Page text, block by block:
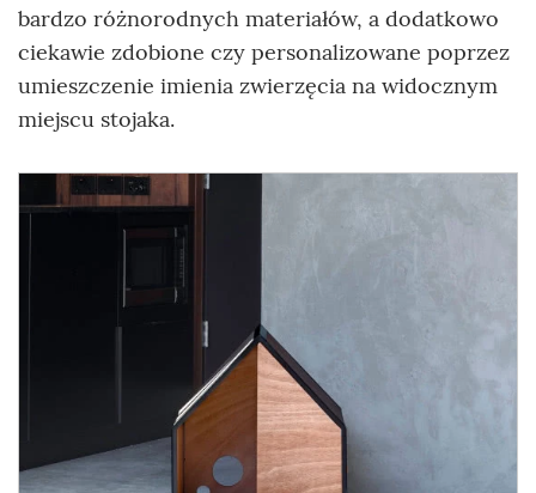
bardzo różnorodnych materiałów, a dodatkowo
ciekawie zdobione czy personalizowane poprzez
umieszczenie imienia zwierzęcia na widocznym
miejscu stojaka.